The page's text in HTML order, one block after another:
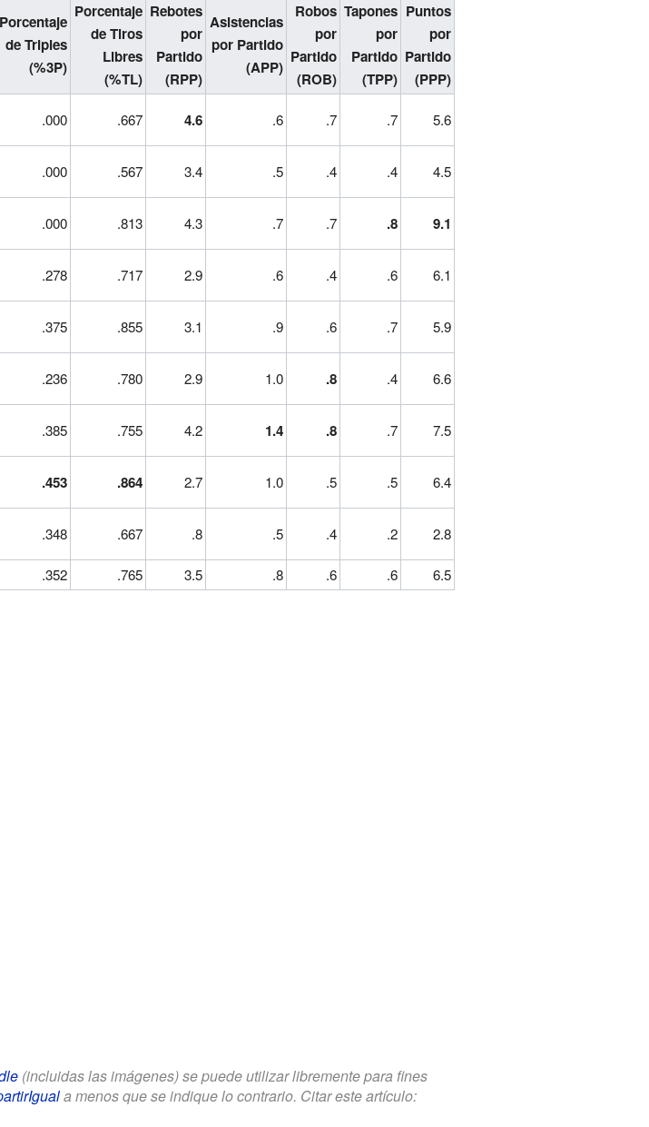
Porcentaje
de Triples
(%3P)
Porcentaje
de Tiros
Libres
(%TL)
Rebotes
por
Partido
(RPP)
Asistencias
por Partido
(APP)
Robos
por
Partido
(ROB)
Tapones
por
Partido
(TPP)
Puntos
por
Partido
(PPP)
.000 .667 4.6 .6 .7 .7 5.6
.000 .567 3.4 .5 .4 .4 4.5
.000 .813 4.3 .7 .7 .8 9.1
.278 .717 2.9 .6 .4 .6 6.1
.375 .855 3.1 .9 .6 .7 5.9
.236 .780 2.9 1.0 .8 .4 6.6
.385 .755 4.2 1.4 .8 .7 7.5
.453 .864 2.7 1.0 .5 .5 6.4
.348 .667 .8 .5 .4 .2 2.8
.352 .765 3.5 .8 .6 .6 6.5
(incluidas las imágenes) se puede utilizar libremente para fines
a menos que se indique lo contrario. Citar este artículo: